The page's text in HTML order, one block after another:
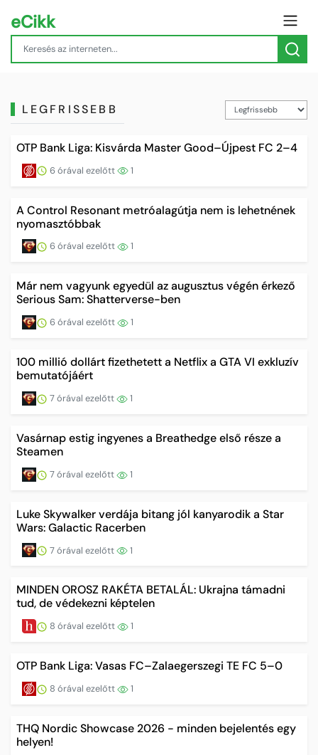
eCikk
LEGFRISSEBB
OTP Bank Liga: Kisvárda Master Good–Újpest FC 2–4
6 órával ezelőtt 1
A Control Resonant metróalagútja nem is lehetnének
nyomasztóbbak
6 órával ezelőtt 1
Már nem vagyunk egyedül az augusztus végén érkező
Serious Sam: Shatterverse-ben
6 órával ezelőtt 1
100 millió dollárt fizethetett a Netflix a GTA VI exkluzív
bemutatójáért
7 órával ezelőtt 1
Vasárnap estig ingyenes a Breathedge első része a
Steamen
7 órával ezelőtt 1
Luke Skywalker verdája bitang jól kanyarodik a Star
Wars: Galactic Racerben
7 órával ezelőtt 1
MINDEN OROSZ RAKÉTA BETALÁL: Ukrajna támadni
tud, de védekezni képtelen
8 órával ezelőtt 1
OTP Bank Liga: Vasas FC–Zalaegerszegi TE FC 5–0
8 órával ezelőtt 1
THQ Nordic Showcase 2026 - minden bejelentés egy
helyen!